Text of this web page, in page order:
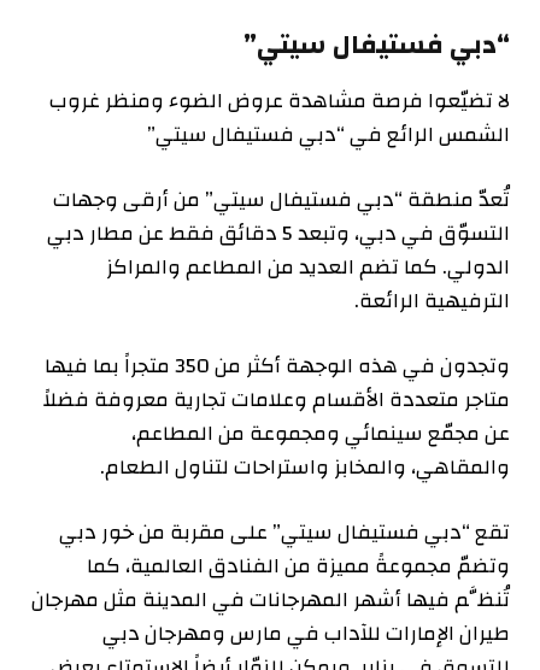
“دبي فستيفال سيتي”
لا تضيّعوا فرصة مشاهدة عروض الضوء ومنظر غروب
الشمس الرائع في “دبي فستيفال سيتي”
تُعدّ منطقة “دبي فستيفال سيتي” من أرقى وجهات
التسوّق في دبي، وتبعد 5 دقائق فقط عن مطار دبي
الدولي. كما تضم العديد من المطاعم والمراكز
الترفيهية الرائعة.
وتجدون في هذه الوجهة أكثر من 350 متجراً بما فيها
متاجر متعددة الأقسام وعلامات تجارية معروفة فضلاً
عن مجمّع سينمائي ومجموعة من المطاعم،
والمقاهي، والمخابز واستراحات لتناول الطعام.
تقع “دبي فستيفال سيتي” على مقربة من خور دبي
وتضمّ مجموعةً مميزة من الفنادق العالمية، كما
تُنظَّم فيها أشهر المهرجانات في المدينة مثل مهرجان
طيران الإمارات للآداب في مارس ومهرجان دبي